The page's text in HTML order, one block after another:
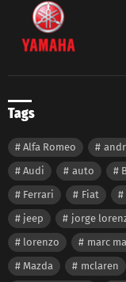
Tags
Alfa Romeo
Audi
auto
Ferrari
Fiat
jeep
jorge
lorenzo
marc
Mazda
mclaren